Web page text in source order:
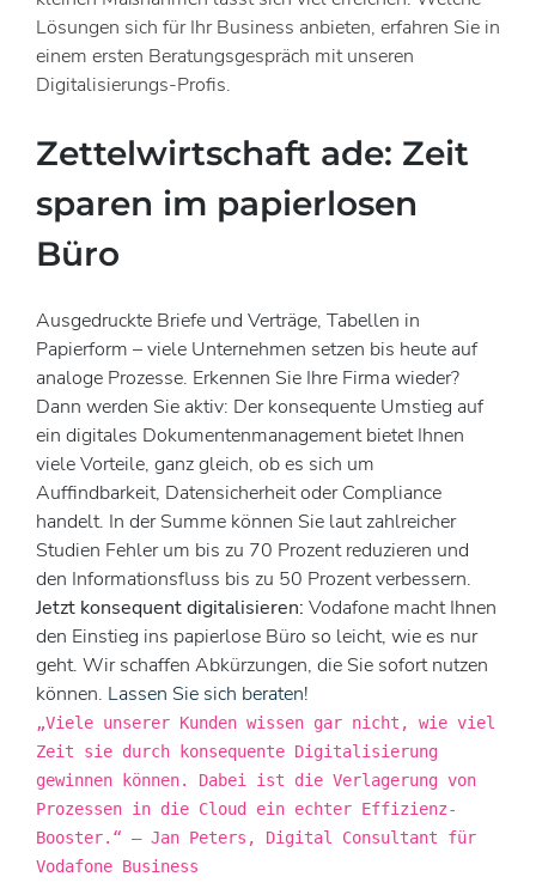
Lösungen sich für Ihr Business anbieten, erfahren Sie in
einem ersten Beratungsgespräch mit unseren
Digitalisierungs-Profis.
Zettelwirtschaft ade: Zeit
sparen im papierlosen
Büro
Ausgedruckte Briefe und Verträge, Tabellen in
Papierform – viele Unternehmen setzen bis heute auf
analoge Prozesse. Erkennen Sie Ihre Firma wieder?
Dann werden Sie aktiv: Der konsequente Umstieg auf
ein digitales Dokumentenmanagement bietet Ihnen
viele Vorteile, ganz gleich, ob es sich um
Auffindbarkeit, Datensicherheit oder Compliance
handelt. In der Summe können Sie laut zahlreicher
Studien Fehler um bis zu 70 Prozent reduzieren und
den Informationsfluss bis zu 50 Prozent verbessern.
Jetzt konsequent digitalisieren: Vodafone macht Ihnen
den Einstieg ins papierlose Büro so leicht, wie es nur
geht. Wir schaffen Abkürzungen, die Sie sofort nutzen
können. Lassen Sie sich beraten!
„Viele unserer Kunden wissen gar nicht, wie viel
Zeit sie durch konsequente Digitalisierung
gewinnen können. Dabei ist die Verlagerung von
Prozessen in die Cloud ein echter Effizienz-
Booster.“ – Jan Peters, Digital Consultant für
Vodafone Business